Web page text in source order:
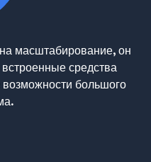
масштабирование, он
средства
большого